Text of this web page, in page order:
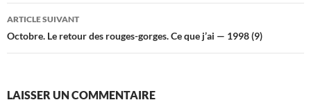
articles
ARTICLE SUIVANT
Octobre. Le retour des rouges-gorges. Ce que j’ai — 1998 (9)
LAISSER UN COMMENTAIRE